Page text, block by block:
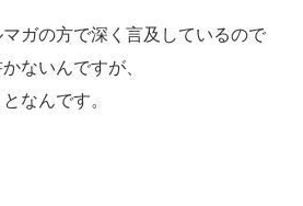
ガの方で深く言及しているので
ないんですが、
なんです。